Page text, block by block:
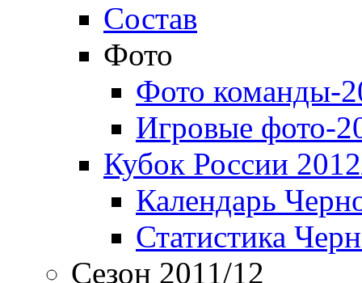
Состав
Фото
Фото команды-
Игровые фото-
Кубок России
Календарь
Статистика
Сезон 2011/12